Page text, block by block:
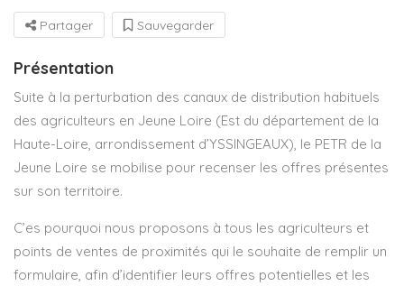
Partager Sauvegarder
Présentation
Suite à la perturbation des canaux de distribution habituels
des agriculteurs en Jeune Loire (Est du département de la
Haute-Loire, arrondissement d’YSSINGEAUX), le PETR de la
Jeune Loire se mobilise pour recenser les offres présentes
sur son territoire.
C’es pourquoi nous proposons à tous les agriculteurs et
points de ventes de proximités qui le souhaite de remplir un
formulaire, afin d’identifier leurs offres potentielles et les